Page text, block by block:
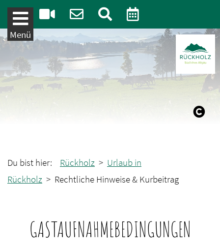
Weiter zum Inhalt
Menü
Du bist hier: Rückholz > Urlaub in
Rückholz > Rechtliche Hinweise & Kurbeitrag
GASTAUFNAHMEBEDINGUNGEN